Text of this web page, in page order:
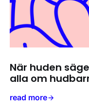
När huden
alla om
read more